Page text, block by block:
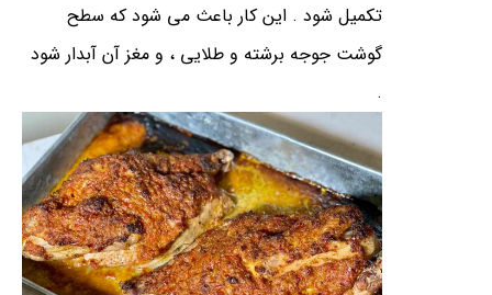
تکمیل شود . این کار باعث می شود که سطح
گوشت جوجه برشته و طلایی ، و مغز آن آبدار شود
.